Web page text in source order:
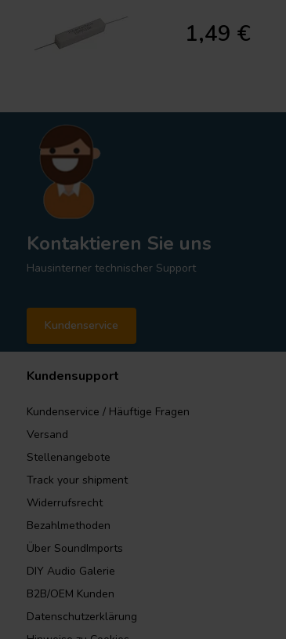
1,49 €
Kontaktieren Sie uns
Hausinterner technischer Support
Kundenservice
Kundensupport
Kundenservice / Häuftige Fragen
Versand
Stellenangebote
Track your shipment
Widerrufsrecht
Bezahlmethoden
Über SoundImports
DIY Audio Galerie
B2B/OEM Kunden
Datenschutzerklärung